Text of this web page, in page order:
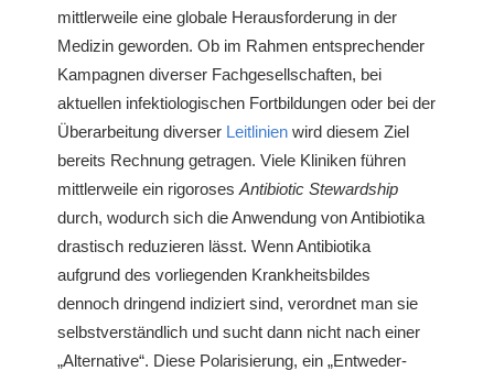
mittlerweile eine globale Herausforderung in der
Medizin geworden. Ob im Rahmen entsprechender
Kampagnen diverser Fachgesellschaften, bei
aktuellen infektiologischen Fortbildungen oder bei der
Überarbeitung diverser Leitlinien wird diesem Ziel
bereits Rechnung getragen. Viele Kliniken führen
mittlerweile ein rigorosesAntibiotic Stewardship
durch, wodurch sich die Anwendung von Antibiotika
drastisch reduzieren lässt. Wenn Antibiotika
aufgrund des vorliegenden Krankheitsbildes
dennoch dringend indiziert sind, verordnet man sie
selbstverständlich und sucht dann nicht nach einer
„Alternative“. Diese Polarisierung, ein „Entweder-